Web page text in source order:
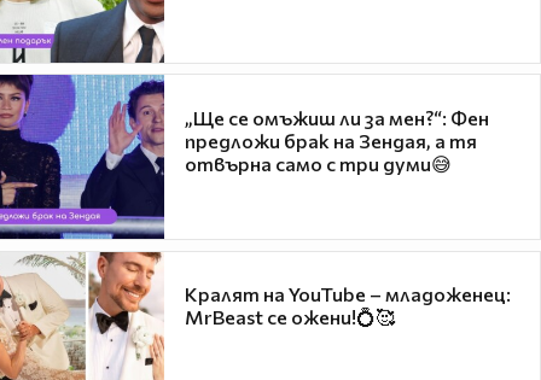
„Ще се омъжиш ли за мен?“: Фен
предложи брак на Зендая, а тя
отвърна само с три думи😅
Кралят на YouTube – младоженец:
MrBeast се ожени!💍🥰